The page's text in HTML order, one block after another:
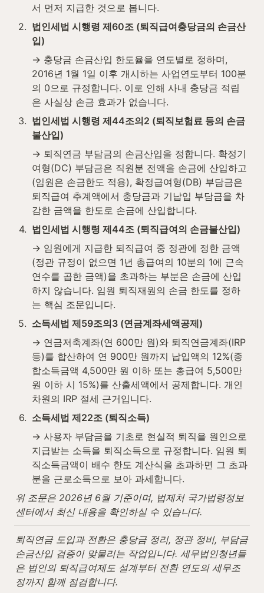
서 먼저 지급한 것으로 봅니다.
2. 법인세법 시행령 제60조 (퇴직급여충당금의 손금산
입)
→ 충당금 손금산입 한도율을 연도별로 정하며,
2016년 1월 1일 이후 개시하는 사업연도부터 100분
의 0으로 규정합니다. 이로 인해 사내 충당금 적립
은 사실상 손금 효과가 없습니다.
3. 법인세법 시행령 제44조의2 (퇴직보험료 등의 손금
불산입)
→ 퇴직연금 부담금의 손금산입을 정합니다. 확정기
여형(DC) 부담금은 직원분 전액을 손금에 산입하고
(임원은 손금한도 적용), 확정급여형(DB) 부담금은
퇴직급여 추계액에서 충당금과 기납입 부담금을 차
감한 금액을 한도로 손금에 산입합니다.
4. 법인세법 시행령 제44조 (퇴직급여의 손금불산입)
→ 임원에게 지급한 퇴직급여 중 정관에 정한 금액
(정관 규정이 없으면 1년 총급여의 10분의 1에 근속
연수를 곱한 금액)을 초과하는 부분은 손금에 산입
하지 않습니다. 임원 퇴직재원의 손금 한도를 정하
는 핵심 조문입니다.
5. 소득세법 제59조의3 (연금계좌세액공제)
→ 연금저축계좌(연 600만 원)와 퇴직연금계좌(IRP
등)를 합산하여 연 900만 원까지 납입액의 12%(종
합소득금액 4,500만 원 이하 또는 총급여 5,500만
원 이하 시 15%)를 산출세액에서 공제합니다. 개인
차원의 IRP 절세 근거입니다.
6. 소득세법 제22조 (퇴직소득)
→ 사용자 부담금을 기초로 현실적 퇴직을 원인으로
지급받는 소득을 퇴직소득으로 규정합니다. 임원 퇴
직소득금액이 배수 한도 계산식을 초과하면 그 초과
분을 근로소득으로 보아 과세합니다.
위 조문은 2026년 6월 기준이며, 법제처 국가법령정보
센터에서 최신 내용을 확인하실 수 있습니다.
퇴직연금 도입과 전환은 충당금 정리, 정관 정비, 부담금
손금산입 검증이 맞물리는 작업입니다. 세무법인청년들
은 법인의 퇴직급여제도 설계부터 전환 연도의 세무조
정까지 함께 점검합니다.